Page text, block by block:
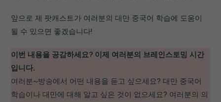
앞으로 제 팟캐스트가 여러분의 대만 중국어 학습에 도움이
될 수 있으면 좋겠습니다!
이번 내용을 공감하세요? 이제 여러분의 브레인스토밍 시간
입니다.
여러분~방송에서 어떤 내용을 듣고 싶으세요? 대만 중국어
학습이나 대만에 대해 알고 싶은 것이 없으세요? 여러분의 의